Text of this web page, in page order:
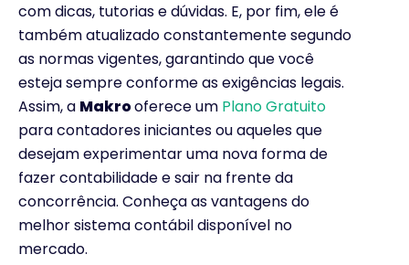
com dicas, tutorias e dúvidas. E, por fim, ele é
também atualizado constantemente segundo
as normas vigentes, garantindo que você
esteja sempre conforme as exigências legais.
Assim, a Makrooferece um Plano Gratuito
para contadores iniciantes ou aqueles que
desejam experimentar uma nova forma de
fazer contabilidade e sair na frente da
concorrência. Conheça as vantagens do
melhor sistema contábil disponível no
mercado.